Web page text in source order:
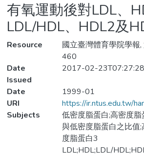
Statistics
有氧運動後對LDL、
LDL/HDL、HDL2及
Resource
國立臺灣體育學院學報
460
Date
Issued
2017-02-
Date
1999-01
URI
https://ir.ntus.edu.tw/
Subjects
低密度脂蛋白;高密度
與低密度脂蛋白之比值
度脂蛋白3
LDL;HDL;LDL/